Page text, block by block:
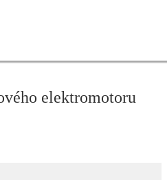
elektromotoru